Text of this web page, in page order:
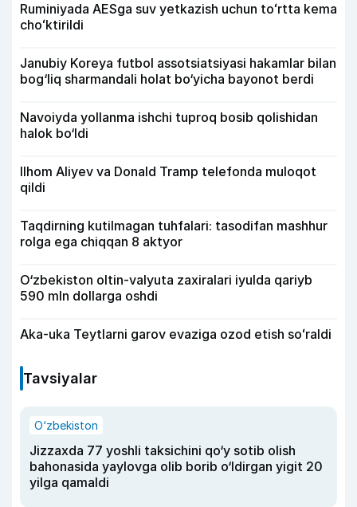
Ruminiyada AESga suv yetkazish uchun toʻrtta kema
choʻktirildi
Janubiy Koreya futbol assotsiatsiyasi hakamlar bilan
bog‘liq sharmandali holat bo‘yicha bayonot berdi
Navoiyda yollanma ishchi tuproq bosib qolishidan
halok bo‘ldi
Ilhom Aliyev va Donald Tramp telefonda muloqot
qildi
Taqdirning kutilmagan tuhfalari: tasodifan mashhur
rolga ega chiqqan 8 aktyor
O‘zbekiston oltin-valyuta zaxiralari iyulda qariyb
590 mln dollarga oshdi
Aka-uka Teytlarni garov evaziga ozod etish soʻraldi
Tavsiyalar
O‘zbekiston
Jizzaxda 77 yoshli taksichini qo‘y sotib olish
bahonasida yaylovga olib borib o‘ldirgan yigit 20
yilga qamaldi